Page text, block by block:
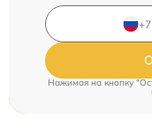
Нажимая на кнопку